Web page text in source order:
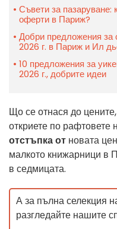
Съвети за
оферти в Париж?
Добри предложения за
2026 г. в Париж и Ил
10 предложения за
2026 г., добрите идеи
Що се отнася до
откриете по
отстъпка от новата
малкото книжарници в
в седмицата.
А за пълна селекция
разгледайте нашите